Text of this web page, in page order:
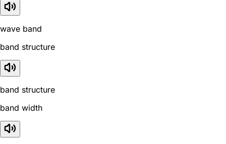
wave band
band structure
band structure
band width